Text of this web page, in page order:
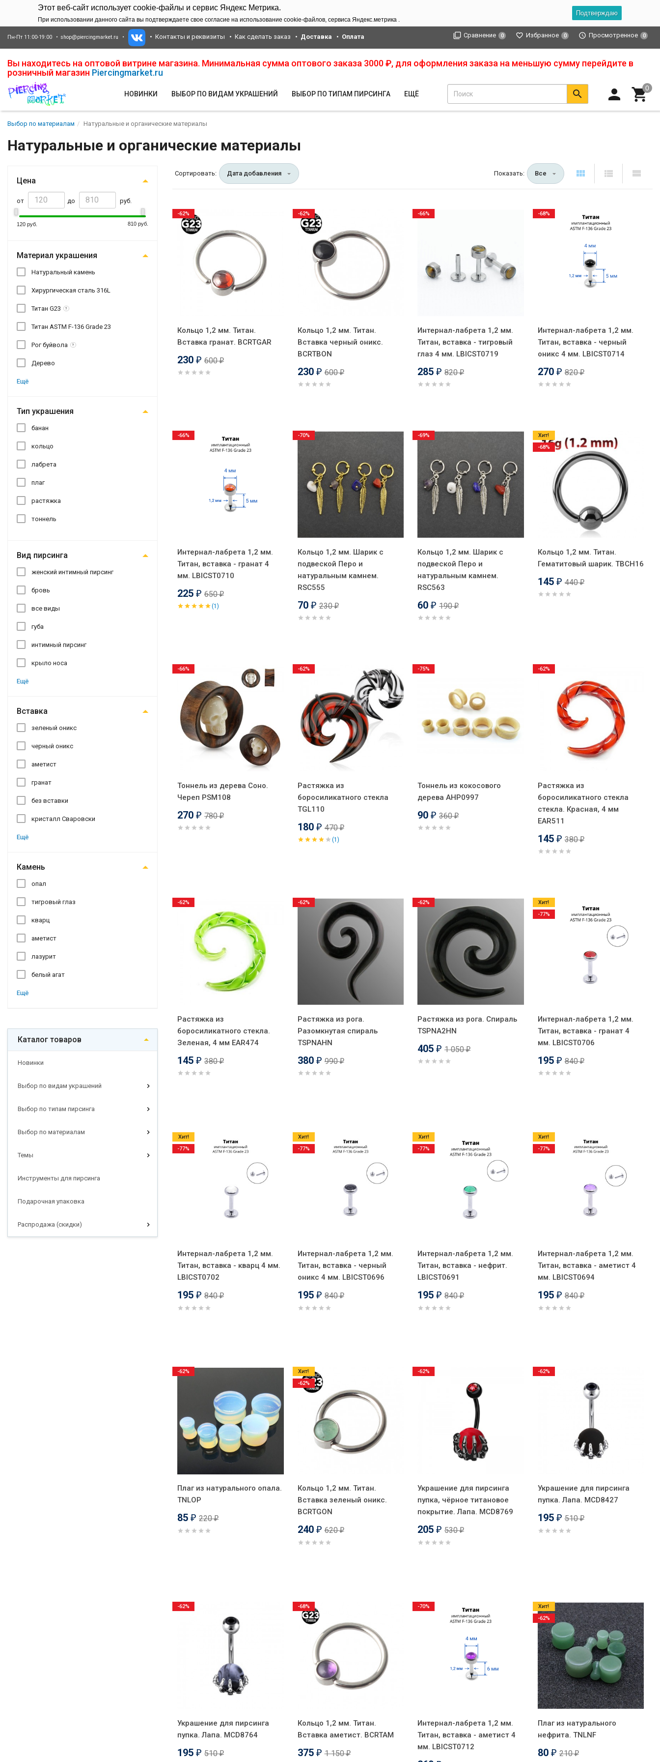
Этот веб-сайт использует cookie-файлы и сервис Яндекс Метрика.
При использовании данного сайта вы подтверждаете свое согласие на использование cookie-файлов, сервиса Яндекс.метрика .
Подтверждаю
Пн-Пт 11:00-19:00 shop@piercingmarket.ru Контакты и реквизиты Как сделать заказ Доставка Оплата Сравнение 0 Избранное 0 Просмотренное 0
Вы находитесь на оптовой витрине магазина. Минимальная сумма оптового заказа 3000 ₽, для оформления заказа на меньшую сумму перейдите в
розничный магазин Piercingmarket.ru
НОВИНКИ ВЫБОР ПО ВИДАМ УКРАШЕНИЙ ВЫБОР ПО ТИПАМ ПИРСИНГА ЕЩЁ
Выбор по материалам Натуральные и органические материалы
Натуральные и органические материалы
Цена
от до руб.
120 руб. 810 руб.
Материал украшения
Натуральный камень
Хирургическая сталь 316L
Титан G23 ?
Титан ASTM F-136 Grade 23
Рог буйвола ?
Дерево
Ещё
Тип украшения
банан
кольцо
лабрета
плаг
растяжка
тоннель
Вид пирсинга
женский интимный пирсинг
бровь
все виды
губа
интимный пирсинг
крыло носа
Ещё
Вставка
зеленый оникс
черный оникс
аметист
гранат
без вставки
кристалл Сваровски
Ещё
Камень
опал
тигровый глаз
кварц
аметист
лазурит
белый агат
Ещё
Каталог товаров
Новинки
Выбор по видам украшений
Выбор по типам пирсинга
Выбор по материалам
Темы
Инструменты для пирсинга
Подарочная упаковка
Распродажа (скидки)
Сортировать: Дата добавления Показать: Все
Кольцо 1,2 мм. Титан.
Вставка гранат. BCRTGAR
230 ₽ 600₽
-62%
Кольцо 1,2 мм. Титан.
Вставка черный оникс.
BCRTBON
230 ₽ 600₽
-62%
Интернал-лабрета 1,2 мм.
Титан, вставка - тигровый
глаз 4 мм. LBICST0719
285 ₽ 820₽
-66%
Интернал-лабрета 1,2 мм.
Титан, вставка - черный
оникс 4 мм. LBICST0714
270 ₽ 820₽
-68%
Интернал-лабрета 1,2 мм.
Титан, вставка - гранат 4
мм. LBICST0710
225 ₽ 650₽
(1)
-66%
Кольцо 1,2 мм. Шарик с
подвеской Перо и
натуральным камнем.
RSC555
70 ₽ 230₽
-70%
Кольцо 1,2 мм. Шарик с
подвеской Перо и
натуральным камнем.
RSC563
60 ₽ 190₽
-69%
Кольцо 1,2 мм. Титан.
Гематитовый шарик. TBCH16
145 ₽ 440₽
Хит!
-68%
Тоннель из дерева Соно.
Череп PSM108
270 ₽ 780₽
-66%
Растяжка из
боросиликатного стекла
TGL110
180 ₽ 470₽
(1)
-62%
Тоннель из кокосового
дерева AHP0997
90 ₽ 360₽
-75%
Растяжка из
боросиликатного стекла
стекла. Красная, 4 мм
EAR511
145 ₽ 380₽
-62%
Растяжка из
боросиликатного стекла.
Зеленая, 4 мм EAR474
145 ₽ 380₽
-62%
Растяжка из рога.
Разомкнутая спираль
TSPNAHN
380 ₽ 990₽
-62%
Растяжка из рога. Спираль
TSPNA2HN
405 ₽ 1 050₽
-62%
Интернал-лабрета 1,2 мм.
Титан, вставка - гранат 4
мм. LBICST0706
195 ₽ 840₽
Хит!
-77%
Интернал-лабрета 1,2 мм.
Титан, вставка - кварц 4 мм.
LBICST0702
195 ₽ 840₽
Хит!
-77%
Интернал-лабрета 1,2 мм.
Титан, вставка - черный
оникс 4 мм. LBICST0696
195 ₽ 840₽
Хит!
-77%
Интернал-лабрета 1,2 мм.
Титан, вставка - нефрит.
LBICST0691
195 ₽ 840₽
Хит!
-77%
Интернал-лабрета 1,2 мм.
Титан, вставка - аметист 4
мм. LBICST0694
195 ₽ 840₽
Хит!
-77%
Плаг из натурального опала.
TNLOP
85 ₽ 220₽
-62%
Кольцо 1,2 мм. Титан.
Вставка зеленый оникс.
BCRTGON
240 ₽ 620₽
Хит!
-62%
Украшение для пирсинга
пупка, чёрное титановое
покрытие. Лапа. MCD8769
205 ₽ 530₽
-62%
Украшение для пирсинга
пупка. Лапа. MCD8427
195 ₽ 510₽
-62%
Украшение для пирсинга
пупка. Лапа. MCD8764
195 ₽ 510₽
-62%
Кольцо 1,2 мм. Титан.
Вставка аметист. BCRTAM
375 ₽ 1 150₽
-68%
Интернал-лабрета 1,2 мм.
Титан, вставка - аметист 4
мм. LBICST0712
-70%
Плаг из натурального
нефрита. TNLNF
80 ₽ 210₽
Хит!
-62%